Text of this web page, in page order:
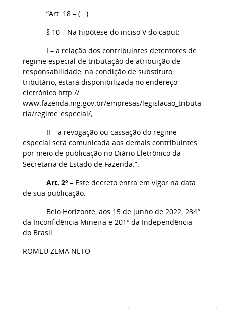
“Art. 18 – (...)
§ 10 – Na hipótese do inciso V do caput:
I – a relação dos contribuintes detentores de
regime especial de tributação de atribuição de
responsabilidade, na condição de substituto
tributário, estará disponibilizada no endereço
eletrônico http://
www.fazenda.mg.gov.br/empresas/legislacao_tributa
ria/regime_especial/;
II – a revogação ou cassação do regime
especial será comunicada aos demais contribuintes
por meio de publicação no Diário Eletrônico da
Secretaria de Estado de Fazenda.”.
Art. 2º – Este decreto entra em vigor na data
de sua publicação.
Belo Horizonte, aos 15 de junho de 2022; 234°
da Inconfidência Mineira e 201º da Independência
do Brasil.
ROMEU ZEMA NETO